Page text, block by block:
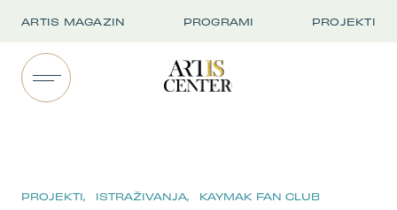
ARTIS MAGAZIN PROGRAMI PROJEKTI
PROJEKTI, ISTRAŽIVANJA, KAYMAK FAN CLUB